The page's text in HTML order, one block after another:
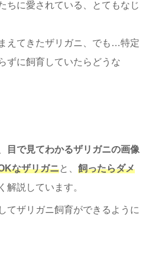
ちに愛されている、とてもなじ
えてきたザリガニ、でも…特定
ずに飼育していたらどうな
目で見てわかるザリガニの画像
なザリガニと、 飼ったらダメ
解説しています。
てザリガニ飼育ができるように